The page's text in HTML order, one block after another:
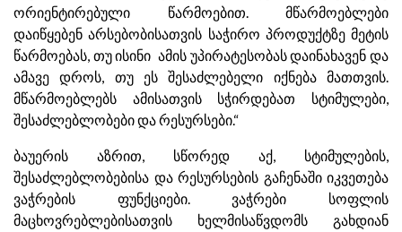
ორიენტირებული წარმოებით. მწარმოებლები
დაიწყებენ არსებობისათვის საჭირო პროდუქტზე მეტის
წარმოებას, თუ ისინი ამის უპირატესობას დაინახავენ და
ამავე დროს, თუ ეს შესაძლებელი იქნება მათთვის.
მწარმოებლებს ამისათვის სჭირდებათ სტიმულები,
შესაძლებლობები და რესურსები.“
ბაუერის აზრით, სწორედ აქ, სტიმულების,
შესაძლებლობებისა და რესურსების გაჩენაში იკვეთება
ვაჭრების ფუნქციები. ვაჭრები სოფლის
მაცხოვრებლებისათვის ხელმისაწვდომს გახდიან